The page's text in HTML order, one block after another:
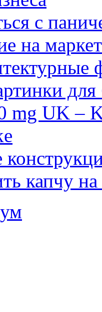
с
на
mg UK –
капчу